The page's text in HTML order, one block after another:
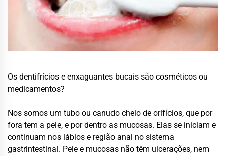
Os dentifrícios e enxaguantes bucais são cosméticos ou
medicamentos?
Nos somos um tubo ou canudo cheio de orifícios, que por
fora tem a pele, e por dentro as mucosas. Elas se iniciam e
continuam nos lábios e região anal no sistema
gastrintestinal. Pele e mucosas não têm ulcerações, nem